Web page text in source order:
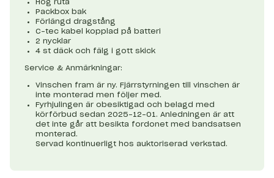
Hög ruta
Packbox bak
Förlängd dragstång
C-tec kabel kopplad på batteri
2 nycklar
4 st däck och fälg i gott skick
Service & Anmärkningar:
Vinschen fram är ny. Fjärrstyrningen till vinschen är
inte monterad men följer med.
Fyrhjulingen är obesiktigad och belagd med
körförbud sedan 2025-12-01. Anledningen är att
det inte går att besikta fordonet med bandsatsen
monterad.
Servad kontinuerligt hos auktoriserad verkstad.